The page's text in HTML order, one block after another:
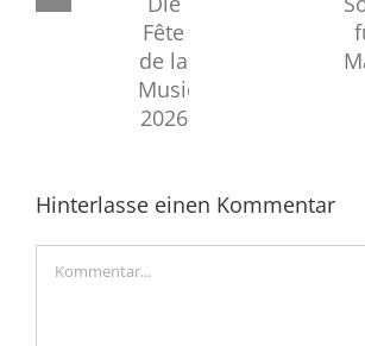
atmet:
Frischer
Sound
Hinterlasse einen Kommentar